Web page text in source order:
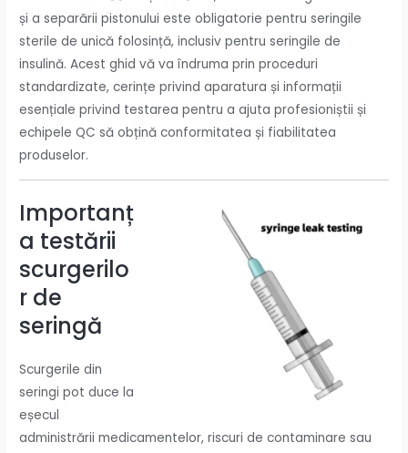
și a separării pistonului este obligatorie pentru seringile
sterile de unică folosință, inclusiv pentru seringile de
insulină. Acest ghid vă va îndruma prin proceduri
standardizate, cerințe privind aparatura și informații
esențiale privind testarea pentru a ajuta profesioniștii și
echipele QC să obțină conformitatea și fiabilitatea
produselor.
Importanț
a testării
scurgerilo
r de
seringă
Scurgerile din
seringi pot duce la
eșecul
administrării medicamentelor, riscuri de contaminare sau